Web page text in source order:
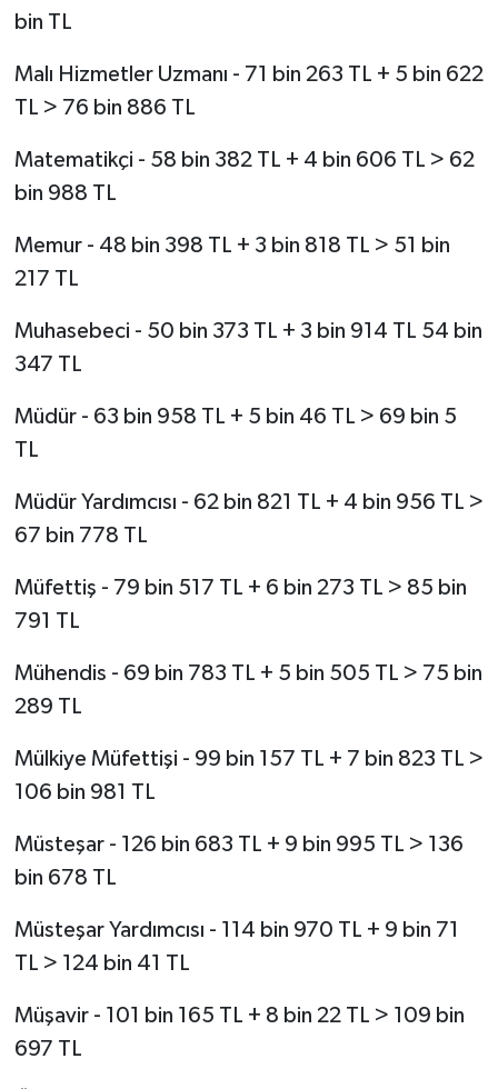
bin TL
Malı Hizmetler Uzmanı - 71 bin 263 TL + 5 bin 622
TL > 76 bin 886 TL
Matematikçi - 58 bin 382 TL + 4 bin 606 TL > 62
bin 988 TL
Memur - 48 bin 398 TL + 3 bin 818 TL > 51 bin
217 TL
Muhasebeci - 50 bin 373 TL + 3 bin 914 TL 54 bin
347 TL
Müdür - 63 bin 958 TL + 5 bin 46 TL > 69 bin 5
TL
Müdür Yardımcısı - 62 bin 821 TL + 4 bin 956 TL >
67 bin 778 TL
Müfettiş - 79 bin 517 TL + 6 bin 273 TL > 85 bin
791 TL
Mühendis - 69 bin 783 TL + 5 bin 505 TL > 75 bin
289 TL
Mülkiye Müfettişi - 99 bin 157 TL + 7 bin 823 TL >
106 bin 981 TL
Müsteşar - 126 bin 683 TL + 9 bin 995 TL > 136
bin 678 TL
Müsteşar Yardımcısı - 114 bin 970 TL + 9 bin 71
TL > 124 bin 41 TL
Müşavir - 101 bin 165 TL + 8 bin 22 TL > 109 bin
697 TL